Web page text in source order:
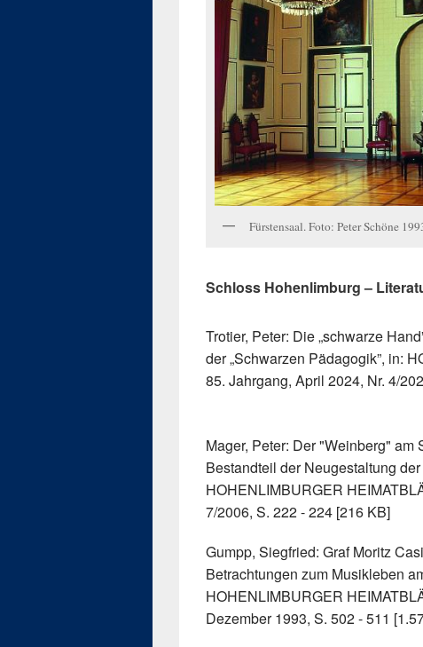
Fürstensaal. Foto: Peter Schöne
Schloss Hohenlimburg –
Trotier, Peter: Die „schwarze
der „Schwarzen Pädagogik”, in:
85. Jahrgang, April 2024, Nr. 4/
Mager, Peter: Der "Weinberg"
Bestandteil der Neugestaltung
HOHENLIMBURGER
7/2006, S. 222 - 224 [216 KB]
Gumpp, Siegfried: Graf Moritz
Betrachtungen zum Musikleben
HOHENLIMBURGER
Dezember 1993, S. 502 - 511